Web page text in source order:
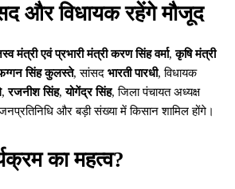
और विधायक रहेंगे मौजूद
मंत्री एवं प्रभारी मंत्री करण सिंह वर्मा,कृषि मंत्री
सिंह कुलस्ते, सांसद भारती पारधी, विधायक
,रजनीश सिंह,योगेंद्र सिंह, जिला पंचायत अध्यक्ष
और बड़ी संख्या में किसान शामिल होंगे।
का महत्व?